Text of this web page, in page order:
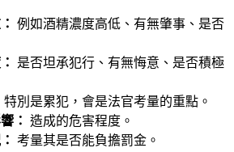
例如酒精濃度高低、有無肇事、是否
是否坦承犯行、有無悔意、是否積極
特別是累犯，會是法官考量的重點。
： 造成的危害程度。
考量其是否能負擔罰金。